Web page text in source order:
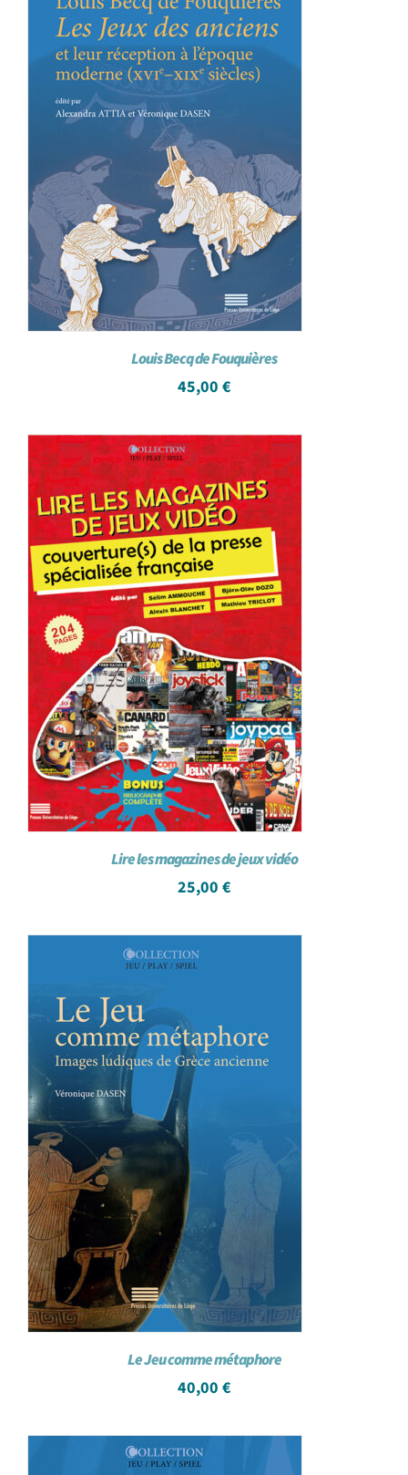
Louis Becq de Fouquières
45,00 €
Lire les magazines de jeux vidéo
25,00 €
Le Jeu comme métaphore
40,00 €